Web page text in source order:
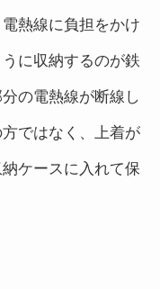
熱線に負担をかけ
に収納するのが鉄
の電熱線が断線し
ではなく、上着が
ケースに入れて保